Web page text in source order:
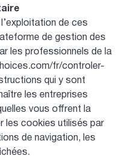
de ces
de gestion des
les professionnels de la
fr/controler-
qui y sont
les entreprises
vous offrent la
les cookies utilisés par
de navigation, les